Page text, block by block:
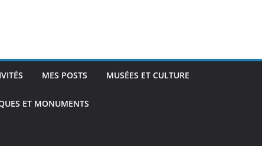
MES POSTS MUSÉES ET CULTURE
ET MONUMENTS